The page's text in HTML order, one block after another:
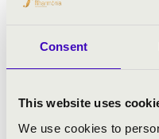
Consent
This website uses
We use cookies to
2026.04.14.